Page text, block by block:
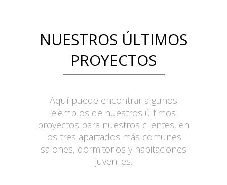
NUESTROS ÚLTIMOS
PROYECTOS
Aquí puede encontrar algunos
ejemplos de nuestros últimos
proyectos para nuestros clientes, en
los tres apartados más comunes:
salones, dormitorios y habitaciones
juveniles.